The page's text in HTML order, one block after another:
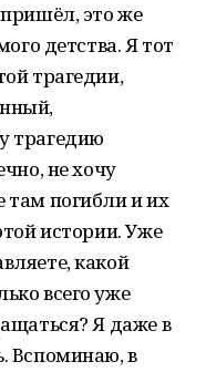
это же
детства. Я тот
трагедии,
трагедию
не хочу
там погибли и их
истории. Уже
какой
всего уже
Я даже в
Вспоминаю, в